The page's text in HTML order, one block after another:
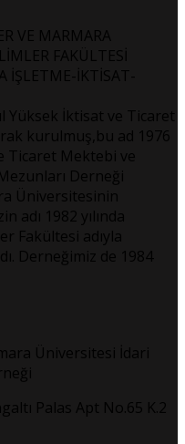
VE MARMARA
FAKÜLTESİ
İŞLETME-İKTİSAT-
Yüksek İktisat ve Ticaret
kurulmuş,bu ad 1976
Ticaret Mektebi ve
Derneği
Üniversitesinin
adı 1982 yılında
Fakültesi adıyla
Derneğimiz de 1984
Üniversitesi İdari
Palas Apt No.65 K.2